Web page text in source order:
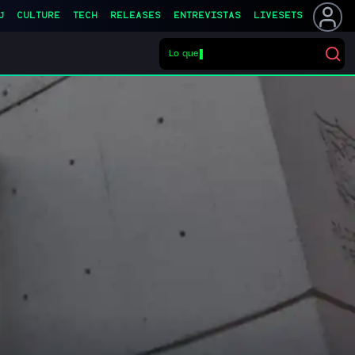
CULTURE TECH RELEASES ENTREVISTAS LIVESETS
Lo que quieras
Buscar eventos